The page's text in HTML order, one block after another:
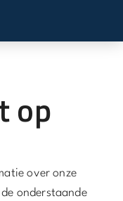
op
over onze
onderstaande